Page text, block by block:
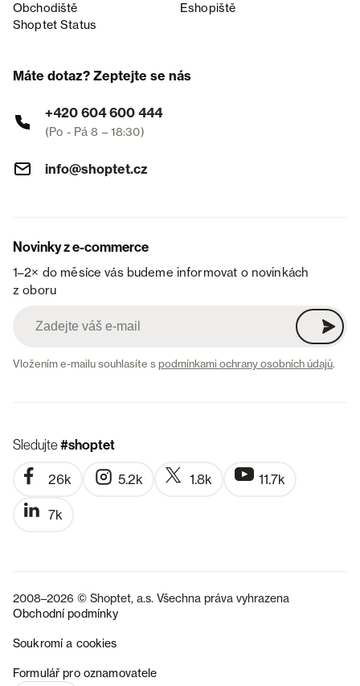
Obchodiště
Eshopiště
Shoptet Status
Máte dotaz? Zeptejte se nás
+420 604 600 444
(Po - Pá 8 – 18:30)
info@shoptet.cz
Novinky z e-commerce
1–2× do měsíce vás budeme informovat o novinkách
z oboru
Vložením e-mailu souhlasíte spodmínkami ochrany osobních údajů.
Sledujte#shoptet
26k 5.2k 1.8k 11.7k
7k
2008–2026 © Shoptet, a.s. Všechna práva vyhrazena
Obchodní podmínky
Soukromí a cookies
Formulář pro oznamovatele